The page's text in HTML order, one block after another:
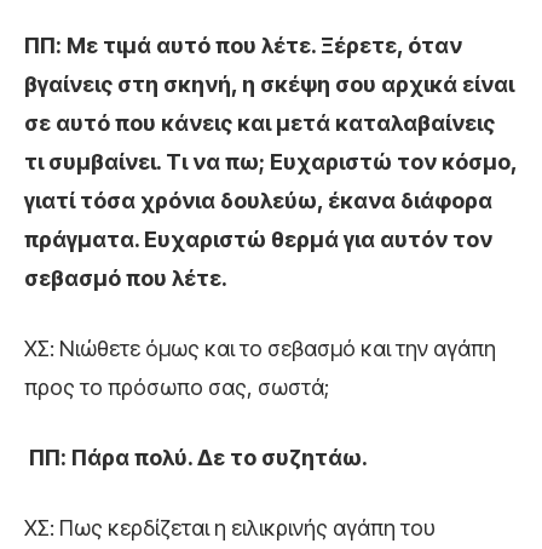
ΠΠ: Με τιμά αυτό που λέτε. Ξέρετε, όταν
βγαίνεις στη σκηνή, η σκέψη σου αρχικά είναι
σε αυτό που κάνεις και μετά καταλαβαίνεις
τι συμβαίνει. Τι να πω; Ευχαριστώ τον κόσμο,
γιατί τόσα χρόνια δουλεύω, έκανα διάφορα
πράγματα. Ευχαριστώ θερμά για αυτόν τον
σεβασμό που λέτε.
ΧΣ: Νιώθετε όμως και το σεβασμό και την αγάπη
προς το πρόσωπο σας, σωστά;
ΠΠ: Πάρα πολύ. Δε το συζητάω.
ΧΣ: Πως κερδίζεται η ειλικρινής αγάπη του